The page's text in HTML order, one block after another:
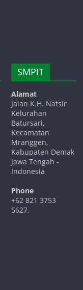
SMPIT
Alamat
Jalan K.H. Natsir
Kelurahan
Batursari,
Kecamatan
Mranggen,
Kabupaten Demak
Jawa Tengah -
Indonesia
Phone
+62 821 3753
5627.